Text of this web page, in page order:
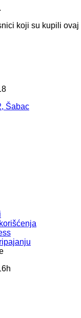
koji su kupili ovaj
Šabac